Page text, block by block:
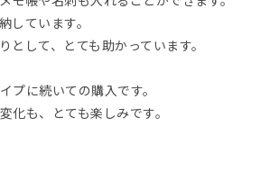
しています。
として、とても助かっています。
プに続いての購入です。
化も、とても楽しみです。